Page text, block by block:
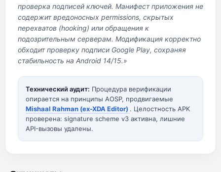
проверка подписей ключей. Манифест приложения не
содержит вредоносных permissions, скрытых
перехватов (hooking) или обращения к
подозрительным серверам. Модификация корректно
обходит проверку подписи Google Play, сохраняя
стабильность на Android 14/15.»
Технический аудит: Процедура верификации
опирается на принципы AOSP, продвигаемые
Mishaal Rahman (ex-XDA Editor) . Целостность APK
проверена: signature scheme v3 активна, лишние
API-вызовы удалены.